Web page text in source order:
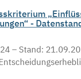
-
– Stand: